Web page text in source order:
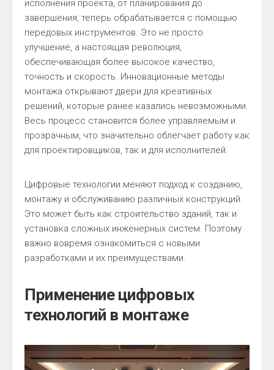
исполнения проекта, от планирования до
завершения, теперь обрабатывается с помощью
передовых инструментов. Это не просто
улучшение, а настоящая революция,
обеспечивающая более высокое качество,
точность и скорость. Инновационные методы
монтажа открывают двери для креативных
решений, которые ранее казались невозможными.
Весь процесс становится более управляемым и
прозрачным, что значительно облегчает работу как
для проектировщиков, так и для исполнителей.
Цифровые технологии меняют подход к созданию,
монтажу и обслуживанию различных конструкций.
Это может быть как строительство зданий, так и
установка сложных инженерных систем. Поэтому
важно вовремя ознакомиться с новыми
разработками и их преимуществами.
Применение цифровых
технологий в монтаже